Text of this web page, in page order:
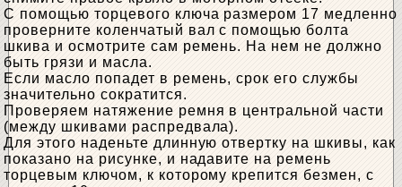
С помощью торцевого ключа размером 17 медленно
проверните коленчатый вал с помощью болта
шкива и осмотрите сам ремень. На нем не должно
быть грязи и масла.
Если масло попадет в ремень, срок его службы
значительно сократится.
Проверяем натяжение ремня в центральной части
(между шкивами распредвала).
Для этого наденьте длинную отвертку на шкивы, как
показано на рисунке, и надавите на ремень
торцевым ключом, к которому крепится безмен, с